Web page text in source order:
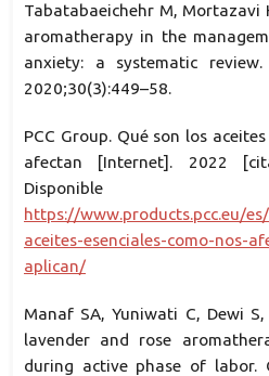
Tabatabaeichehr M, Mortazavi
aromatherapy in the
anxiety: a systematic
2020;30(3):449–58.
PCC Group. Qué son los
afectan [Internet]. 2022
https://www.products.pcc.eu/
aceites-esenciales-como-nos-
aplican/
Manaf SA, Yuniwati C, Dewi
lavender and rose
during active phase of labor.